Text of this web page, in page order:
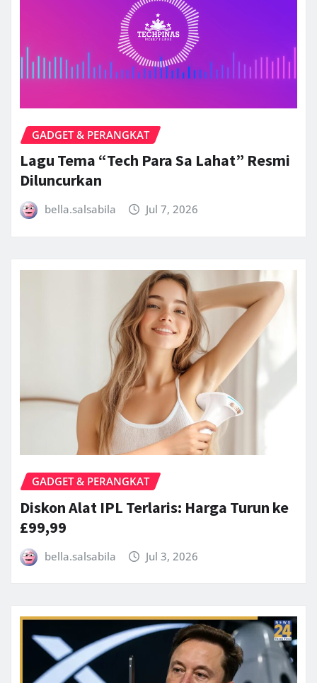
GADGET & PERANGKAT
Lagu Tema “Tech Para Sa Lahat” Resmi
Diluncurkan
bella.salsabila Jul 7, 2026
GADGET & PERANGKAT
Diskon Alat IPL Terlaris: Harga Turun ke
£99,99
bella.salsabila Jul 3, 2026